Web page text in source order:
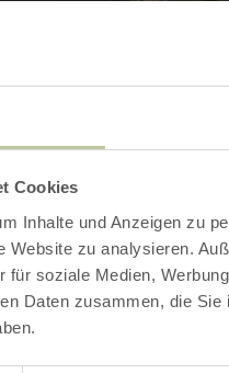
Cookies
Inhalte und Anzeigen zu
Website zu analysieren.
für soziale Medien,
Daten zusammen, die